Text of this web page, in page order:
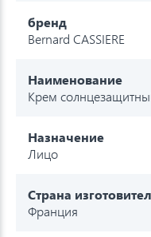
бренд
Bernard CASSIERE
Наименование
Крем
Назначение
Лицо
Страна
Франция